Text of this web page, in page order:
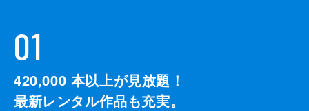
01
420,000 本以上が見放題！
最新レンタル作品も充実。